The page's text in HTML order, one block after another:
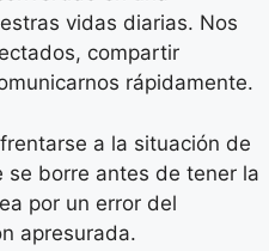
vidas diarias. Nos
compartir
rápidamente.
a la situación de
se borre antes de tener la
por un error del
apresurada.